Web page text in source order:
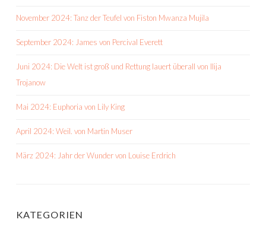
November 2024: Tanz der Teufel von Fiston Mwanza Mujila
September 2024: James von Percival Everett
Juni 2024: Die Welt ist groß und Rettung lauert überall von Ilija
Trojanow
Mai 2024: Euphoria von Lily King
April 2024: Weil. von Martin Muser
März 2024: Jahr der Wunder von Louise Erdrich
KATEGORIEN